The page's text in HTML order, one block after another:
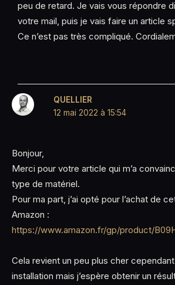
peu de retard. Je vais vous répondre
votre mail, puis je vais faire un article
Ce n’est pas très compliqué.
QUELLIER
12 mai 2022 à 15:54
Bonjour,
Merci pour votre article qui m’a
type de matériel.
Pour ma part, j’ai opté pour l’achat de
Amazon :
https://www.amazon.fr/gp/product/
Cela revient un peu plus cher
installation mais j’espère obtenir un